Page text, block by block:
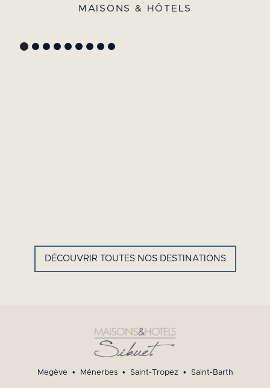
MAISONS & HÔTELS
DÉCOUVRIR TOUTES NOS DESTINATIONS
Megève • Ménerbes• Saint-Tropez • Saint-Barth